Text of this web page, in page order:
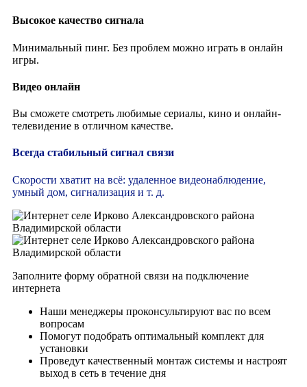
Высокое качество сигнала
Минимальный пинг. Без проблем можно играть в онлайн
игры.
Видео онлайн
Вы сможете смотреть любимые сериалы, кино и онлайн-
телевидение в отличном качестве.
Всегда стабильный сигнал связи
Скорости хватит на всё: удаленное видеонаблюдение,
умный дом, сигнализация и т. д.
Заполните форму обратной связи на подключение
интернета
Наши менеджеры проконсультируют вас по всем
вопросам
Помогут подобрать оптимальный комплект для
установки
Проведут качественный монтаж системы и настроят
выход в сеть в течение дня